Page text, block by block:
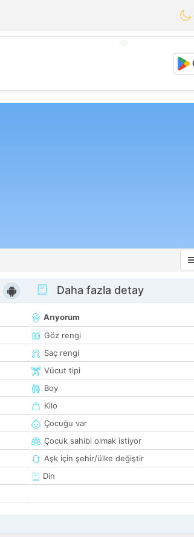
Daha fazla detay
Arıyorum
Göz rengi
Saç rengi
Vücut tipi
Boy
Kilo
Çocuğu var
Çocuk sahibi olmak istiyor
Aşk için şehir/ülke değiştir
Din